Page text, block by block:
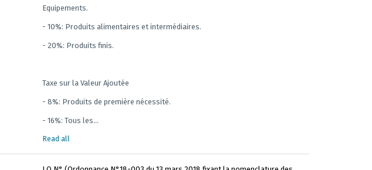
Equipements.
- 10%: Produits alimentaires et intermédiaires.
- 20%: Produits finis.
Taxe sur la Valeur Ajoutée
- 8%: Produits de première nécessité.
- 16%: Tous les...
Read all